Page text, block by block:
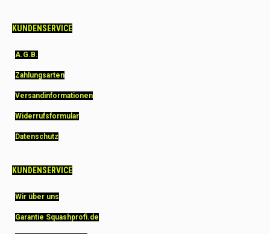
KUNDENSERVICE
A.G.B.
Zahlungsarten
Versandinformationen
Widerrufsformular
Datenschutz
KUNDENSERVICE
Wir über uns
Garantie Squashprofi.de